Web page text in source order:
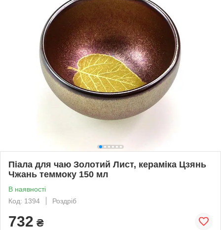
Піала для чаю Золотий Лист, кераміка Цзянь
Чжань теммоку 150 мл
В наявності
Код: 1394
Роздріб
732 ₴